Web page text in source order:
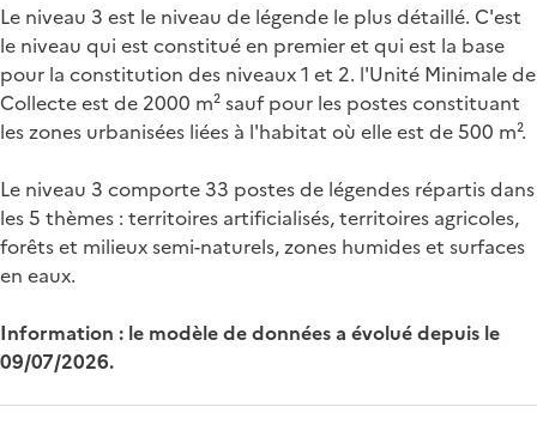
Le niveau 3 est le niveau de légende le plus détaillé. C'est
le niveau qui est constitué en premier et qui est la base
pour la constitution des niveaux 1 et 2. l'Unité Minimale de
Collecte est de 2000 m² sauf pour les postes constituant
les zones urbanisées liées à l'habitat où elle est de 500 m².
Le niveau 3 comporte 33 postes de légendes répartis dans
les 5 thèmes : territoires artificialisés, territoires agricoles,
forêts et milieux semi-naturels, zones humides et surfaces
en eaux.
Information : le modèle de données a évolué depuis le
09/07/2026.